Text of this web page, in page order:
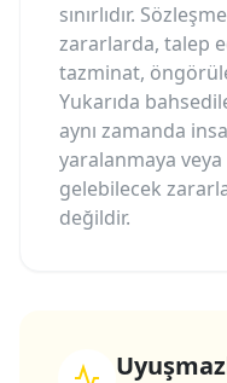
sınırlıdır.
zararlarda, talep
tazminat,
Yukarıda
aynı zamanda
yaralanmaya veya
gelebilecek
değildir.